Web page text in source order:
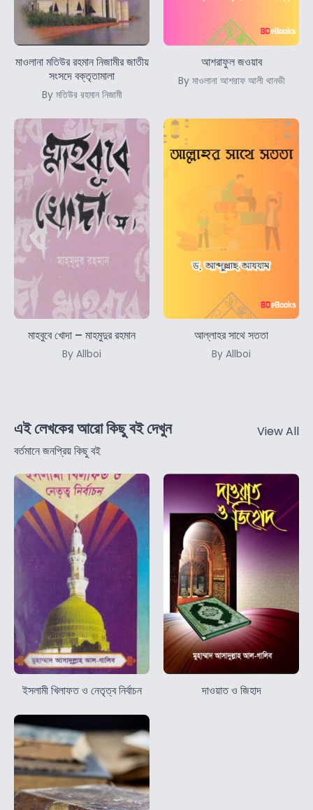
মাওলানা মতিউর রহমান নিজামীর জাতীয়
সংসদে বক্তৃতামালা
By মতিউর রহমান নিজামী
আশরাফুল জওয়াব
By মাওলানা আশরাফ আলী থানভী
মাহবুবে খোদা – মাহমুদুর রহমান
By Allboi
আল্লাহর সাথে সততা
By Allboi
এই লেখকের আরো কিছু বই দেখুন
বর্তমানে জনপ্রিয় কিছু বই
View All
ইসলামী খিলাফত ও নেতৃত্ব নির্বাচন দাওয়াত ও জিহাদ